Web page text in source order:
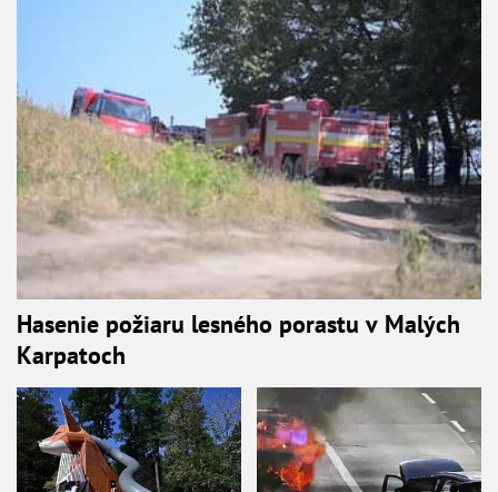
Hasenie požiaru lesného porastu v Malých
Karpatoch